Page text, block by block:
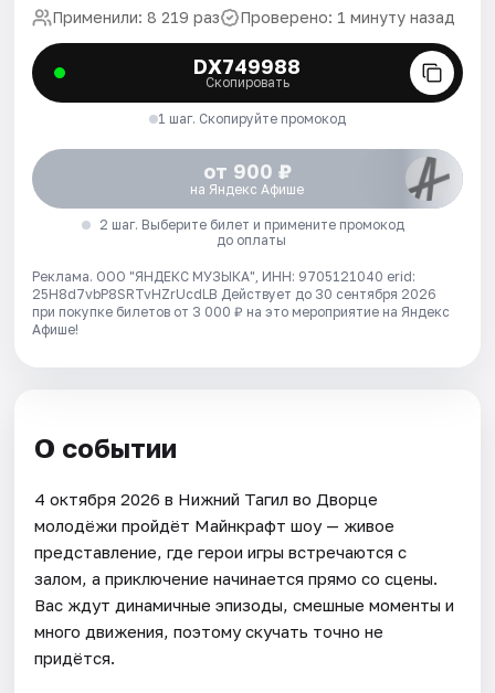
Применили: 8 219 раз Проверено: 1 минуту назад
DX749988
Скопировать
1 шаг. Скопируйте промокод
от 900 ₽
на Яндекс Афише
2 шаг. Выберите билет и примените промокод
до оплаты
Реклама. ООО "ЯНДЕКС МУЗЫКА", ИНН: 9705121040 erid:
25H8d7vbP8SRTvHZrUcdLB Действует до 30 сентября 2026
при покупке билетов от 3 000 ₽ на это мероприятие на Яндекс
Афише!
О событии
4 октября 2026 в Нижний Тагил во Дворце
молодёжи пройдёт Майнкрафт шоу — живое
представление, где герои игры встречаются с
залом, а приключение начинается прямо со сцены.
Вас ждут динамичные эпизоды, смешные моменты и
много движения, поэтому скучать точно не
придётся.